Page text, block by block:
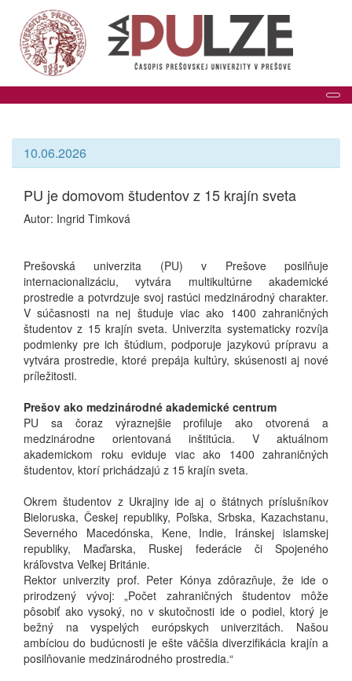
10.06.2026
PU je domovom študentov z 15 krajín sveta
Autor: Ingrid Timková
Prešovská univerzita (PU) v Prešove posilňuje
internacionalizáciu, vytvára multikultúrne akademické
prostredie a potvrdzuje svoj rastúci medzinárodný charakter.
V súčasnosti na nej študuje viac ako 1400 zahraničných
študentov z 15 krajín sveta. Univerzita systematicky rozvíja
podmienky pre ich štúdium, podporuje jazykovú prípravu a
vytvára prostredie, ktoré prepája kultúry, skúsenosti aj nové
príležitosti.
Prešov ako medzinárodné akademické centrum
PU sa čoraz výraznejšie profiluje ako otvorená a
medzinárodne orientovaná inštitúcia. V aktuálnom
akademickom roku eviduje viac ako 1400 zahraničných
študentov, ktorí prichádzajú z 15 krajín sveta.
Okrem študentov z Ukrajiny ide aj o štátnych príslušníkov
Bieloruska, Českej republiky, Poľska, Srbska, Kazachstanu,
Severného Macedónska, Kene, Indie, Iránskej islamskej
republiky, Maďarska, Ruskej federácie či Spojeného
kráľovstva Veľkej Británie.
Rektor univerzity prof. Peter Kónya zdôrazňuje, že ide o
prirodzený vývoj: „Počet zahraničných študentov môže
pôsobiť ako vysoký, no v skutočnosti ide o podiel, ktorý je
bežný na vyspelých európskych univerzitách. Našou
ambíciou do budúcnosti je ešte väčšia diverzifikácia krajín a
posilňovanie medzinárodného prostredia.“